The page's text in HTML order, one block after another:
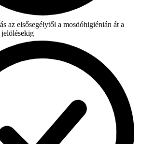
az elsősegélytől a mosdóhigiénián át a